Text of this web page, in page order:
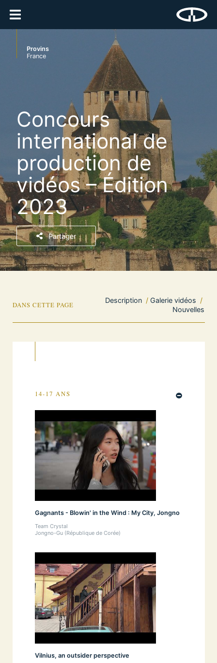
Provins
France
Concours
international de
production de
vidéos – Édition
2023
Partager
DANS CETTE PAGE
Description / Galerie vidéos /
Nouvelles
14-17 ANS
Gagnants - Blowin' in the Wind : My City, Jongno
Team Crystal
Jongno-Gu (République de Corée)
Vilnius, an outsider perspective